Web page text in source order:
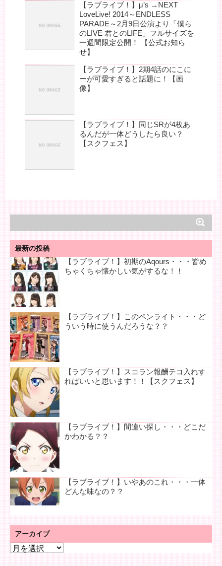
【ラブライブ！】μ’s →NEXT
LoveLive! 2014～ENDLESS
PARADE～2月9日公演より「僕ら
のLIVE 君とのLIFE」フルサイズを
一週間限定公開！ 【公式お知ら
せ】
【ラブライブ！】2期4話のにこに
ーが可愛すぎると話題に！【画
像】
【ラブライブ！】同じSRが4枚あ
るんだが一体どうしたら良い？
【スクフェス】
最新の投稿
【ラブライブ！】初期のAqours・・・皆め
ちゃくちゃ懐かしい気がするな！！
【ラブライブ！】このペンライト・・・ど
ういう時に使うんだろうな？？
【ラブライブ！】スコラン報酬テコ入れす
ればいいと思います！！【スクフェス】
【ラブライブ！】間違い探し・・・どこだ
かわかる？？
【ラブライブ！】いやあのこれ・・・一体
どんな味なの？？
アーカイブ
ア